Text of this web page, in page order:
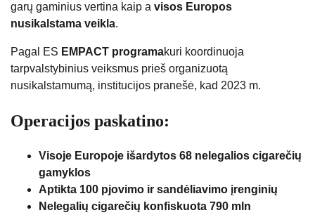
garų gaminius vertina kaip a visos Europos
nusikalstama veikla.
Pagal ES EMPACT programakuri koordinuoja
tarpvalstybinius veiksmus prieš organizuotą
nusikalstamumą, institucijos pranešė, kad 2023 m.
Operacijos paskatino:
Visoje Europoje išardytos 68 nelegalios cigarečių
gamyklos
Aptikta 100 pjovimo ir sandėliavimo įrenginių
Nelegalių cigarečių konfiskuota 790 mln